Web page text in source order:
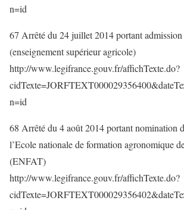
n=id
67 Arrêté du 24 juillet 2014 portant admission
(enseignement supérieur agricole)
http://www.legifrance.gouv.fr/affichTexte.do?
n=id
68 Arrêté du 4 août 2014 portant nomination
l’Ecole nationale de formation agronomique
(ENFAT)
http://www.legifrance.gouv.fr/affichTexte.do?